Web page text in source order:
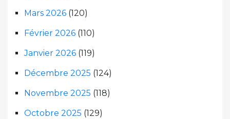
Mars 2026 (120)
Février 2026 (110)
Janvier 2026 (119)
Décembre 2025 (124)
Novembre 2025 (118)
Octobre 2025 (129)